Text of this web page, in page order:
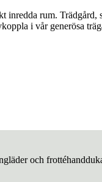
inredda rum.
i vår generösa
och